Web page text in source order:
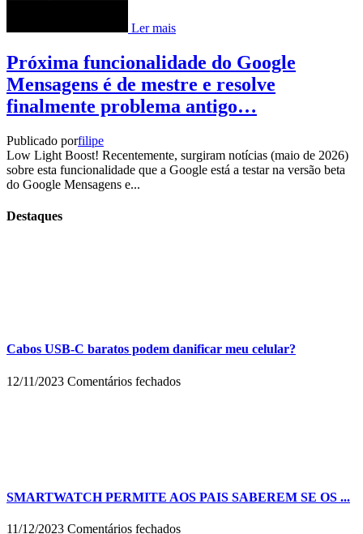
Ler mais
Próxima funcionalidade do Google
Mensagens é de mestre e resolve
finalmente problema antigo…
Publicado porfilipe
Low Light Boost! Recentemente, surgiram notícias (maio de 2026)
sobre esta funcionalidade que a Google está a testar na versão beta
do Google Mensagens e...
Destaques
Cabos USB-C baratos podem danificar meu celular?
12/11/2023 Comentários fechadosem
celular?
SMARTWATCH PERMITE AOS PAIS SABEREM SE OS ...
11/12/2023 Comentários fechadosem